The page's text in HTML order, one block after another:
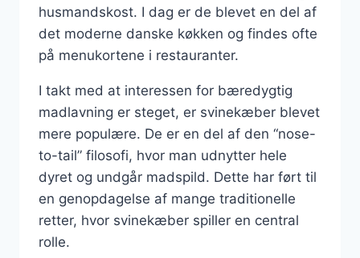
husmandskost. I dag er de blevet en del af
det moderne danske køkken og findes ofte
på menukortene i restauranter.
I takt med at interessen for bæredygtig
madlavning er steget, er svinekæber blevet
mere populære. De er en del af den “nose-
to-tail” filosofi, hvor man udnytter hele
dyret og undgår madspild. Dette har ført til
en genopdagelse af mange traditionelle
retter, hvor svinekæber spiller en central
rolle.